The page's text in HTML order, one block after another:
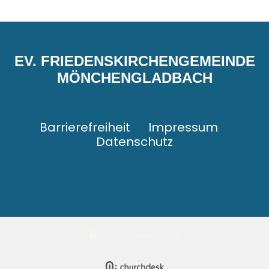
EV. FRIEDENSKIRCHENGEMEINDE
MÖNCHENGLADBACH
Barrierefreiheit
Impressum
Datenschutz